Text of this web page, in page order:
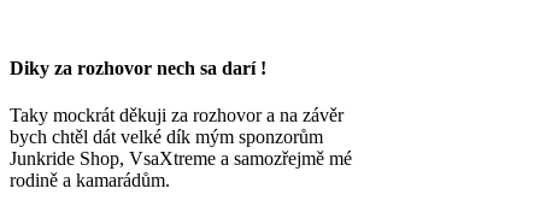
Diky za rozhovor nech sa darí !
Taky mockrát děkuji za rozhovor a na závěr
bych chtěl dát velké dík mým sponzorům
Junkride Shop, VsaXtreme a samozřejmě mé
rodině a kamarádům.